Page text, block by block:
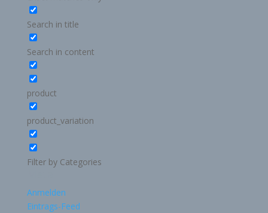
Search in title
Search in content
product
product_variation
Filter by Categories
Anmelden
Eintrags-Feed